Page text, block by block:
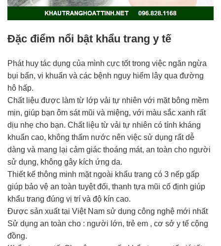
Đặc điểm nổi bật khẩu trang y tế
Phát huy tác dụng của mình cực tốt trong việc ngăn ngừa
bụi bẩn, vi khuẩn và các bệnh nguy hiểm lây qua đường
hô hấp.
Chất liệu được làm từ lớp vải tự nhiên với mặt bông mềm
mịn, giúp bạn ôm sát mũi và miệng, với màu sắc xanh rất
dịu nhẹ cho bạn. Chất liệu từ vải tự nhiên có tính kháng
khuẩn cao, không thấm nước nên việc sử dụng rất dễ
dàng và mang lại cảm giác thoáng mát, an toàn cho người
sử dụng, không gây kích ứng da.
Thiết kế thông minh mặt ngoài khẩu trang có 3 nếp gấp
giúp bảo vệ an toàn tuyệt đối, thanh tựa mũi cố định giúp
khẩu trang đúng vị trí và độ kín cao.
Được sản xuất tại Việt Nam sử dụng công nghệ mới nhất
Sử dụng an toàn cho : người lớn, trẻ em , cơ sở y tế cộng
đồng.